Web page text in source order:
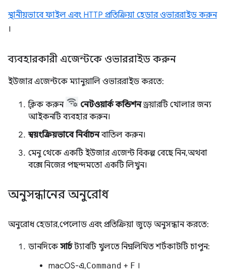
স্থানীয়ভাবে ফাইল এবং HTTP প্রতিক্রিয়া হেডার ওভাররাইড করুন
।
ব্যবহারকারী এজেন্টকে ওভাররাইড করুন
ইউজার এজেন্টকে ম্যানুয়ালি ওভাররাইড করতে:
ক্লিক করুন নেটওয়ার্ক কন্ডিশনড্রয়ারটি খোলার জন্য
আইকনটি ব্যবহার করুন।
স্বয়ংক্রিয়ভাবে নির্বাচনবাতিল করুন।
মেনু থেকে একটি ইউজার এজেন্ট বিকল্প বেছে নিন, অথবা
বক্সে নিজের পছন্দমতো একটি লিখুন।
অনুসন্ধানের অনুরোধ
অনুরোধ হেডার, পেলোড এবং প্রতিক্রিয়া জুড়ে অনুসন্ধান করতে:
ডানদিকেসার্চট্যাবটি খুলতে নিম্নলিখিত শর্টকাটটি চাপুন:
macOS-এ,Command + F ।